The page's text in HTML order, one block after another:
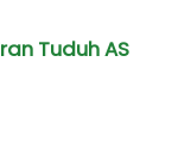
Tuduh AS